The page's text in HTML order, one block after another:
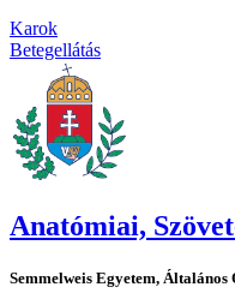
Karok
Betegellátás
Anatómiai,
Semmelweis Egyetem,